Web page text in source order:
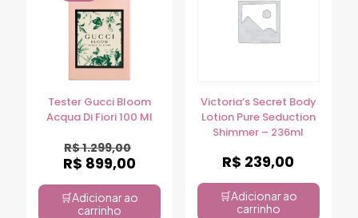
Tester Gucci Bloom
Acqua Di Fiori 100 Ml
R$1.299,00
R$ 899,00
Adicionar ao
carrinho
Victoria’s Secret Body
Lotion Pure Seduction
Shimmer – 236ml
R$ 239,00
Adicionar ao
carrinho